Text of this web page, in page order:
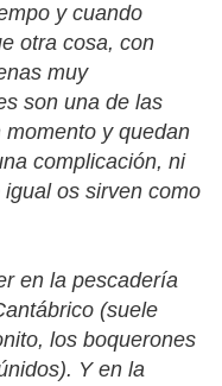
y cuando
otra cosa, con
muy
son una de las
y quedan
complicación, ni
os sirven como
en la pescadería
(suele
los boquerones
Y en la